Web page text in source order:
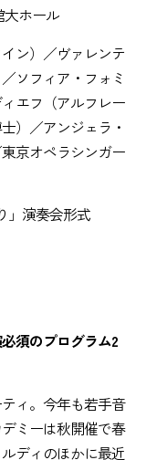
大ホール
ン）／ヴァレンテ
ソフィア・フォミ
エフ（アルフレー
）／アンジェラ・
京オペラシンガー
」演奏会形式
須のプログラム2
ィ。今年も若手音
ミーは秋開催で春
ディのほかに最近